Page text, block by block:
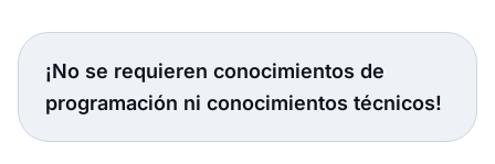
¡No se requieren conocimientos de
programación ni conocimientos técnicos!